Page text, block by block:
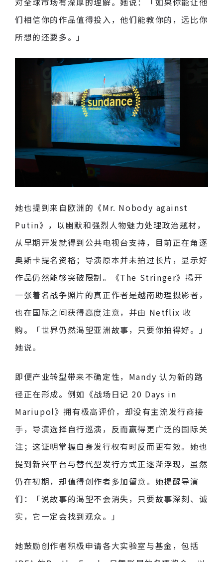
们相信你的作品值得投入，他们能教你的，远比你
所想的还要多。」
她也提到来自欧洲的《Mr. Nobody against
Putin》，以幽默和强烈人物魅力处理政治题材，
从早期开发就得到公共电视台支持，目前正在角逐
奥斯卡提名资格；导演原本并未拍过长片，显示好
作品仍然能够突破限制。《The Stringer》揭开
一张着名战争照片的真正作者是越南助理摄影者，
也在国际之间获得高度注意，并由 Netflix 收
购。「世界仍然渴望亚洲故事，只要你拍得好。」
她说。
即便产业转型带来不确定性，Mandy 认为新的路
径正在形成。例如《战场日记 20 Days in
Mariupol》拥有极高评价，却没有主流发行商接
手，导演选择自行巡演，反而赢得更广泛的国际关
注；这证明掌握自身发行权有时反而更有效。她也
提到新兴平台与替代型发行方式正逐渐浮现，虽然
仍在初期，却值得创作者多加留意。她提醒导演
们：「说故事的渴望不会消失，只要故事深刻、诚
实，它一定会找到观众。」
她鼓励创作者积极申请各大实验室与基金，包括